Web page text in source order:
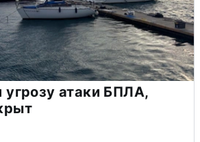
угрозу атаки БПЛА,